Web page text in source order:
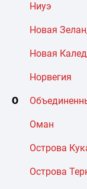
Ниуэ
Новая
Новая
Норвегия
О
Оман
Острова
Острова